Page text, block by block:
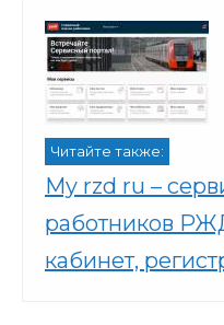
Читайте также:
My rzd ru –
работников
кабинет,